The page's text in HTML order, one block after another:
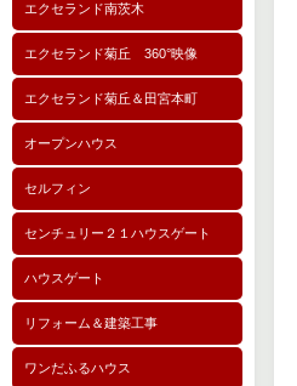
エクセランド南茨木
エクセランド菊丘 360°映像
エクセランド菊丘＆田宮本町
オープンハウス
セルフィン
センチュリー２１ハウスゲート
ハウスゲート
リフォーム＆建築工事
ワンだふるハウス